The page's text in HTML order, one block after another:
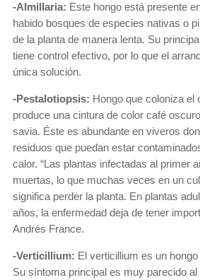
-Almillaria: Este hongo está presente
habido bosques de especies nativas o
de la planta de manera lenta. Su
tiene control efectivo, por lo que el
única solución.
-Pestalotiopsis: Hongo que coloniza el
produce una cintura de color café
savia. Éste es abundante en viveros
residuos que puedan estar
calor. “Las plantas infectadas al primer
muertas, lo que muchas veces en un
significa perder la planta. En plantas
años, la enfermedad deja de tener
Andrés France.
-Verticillium: El verticillium es un
Su síntoma principal es muy parecido